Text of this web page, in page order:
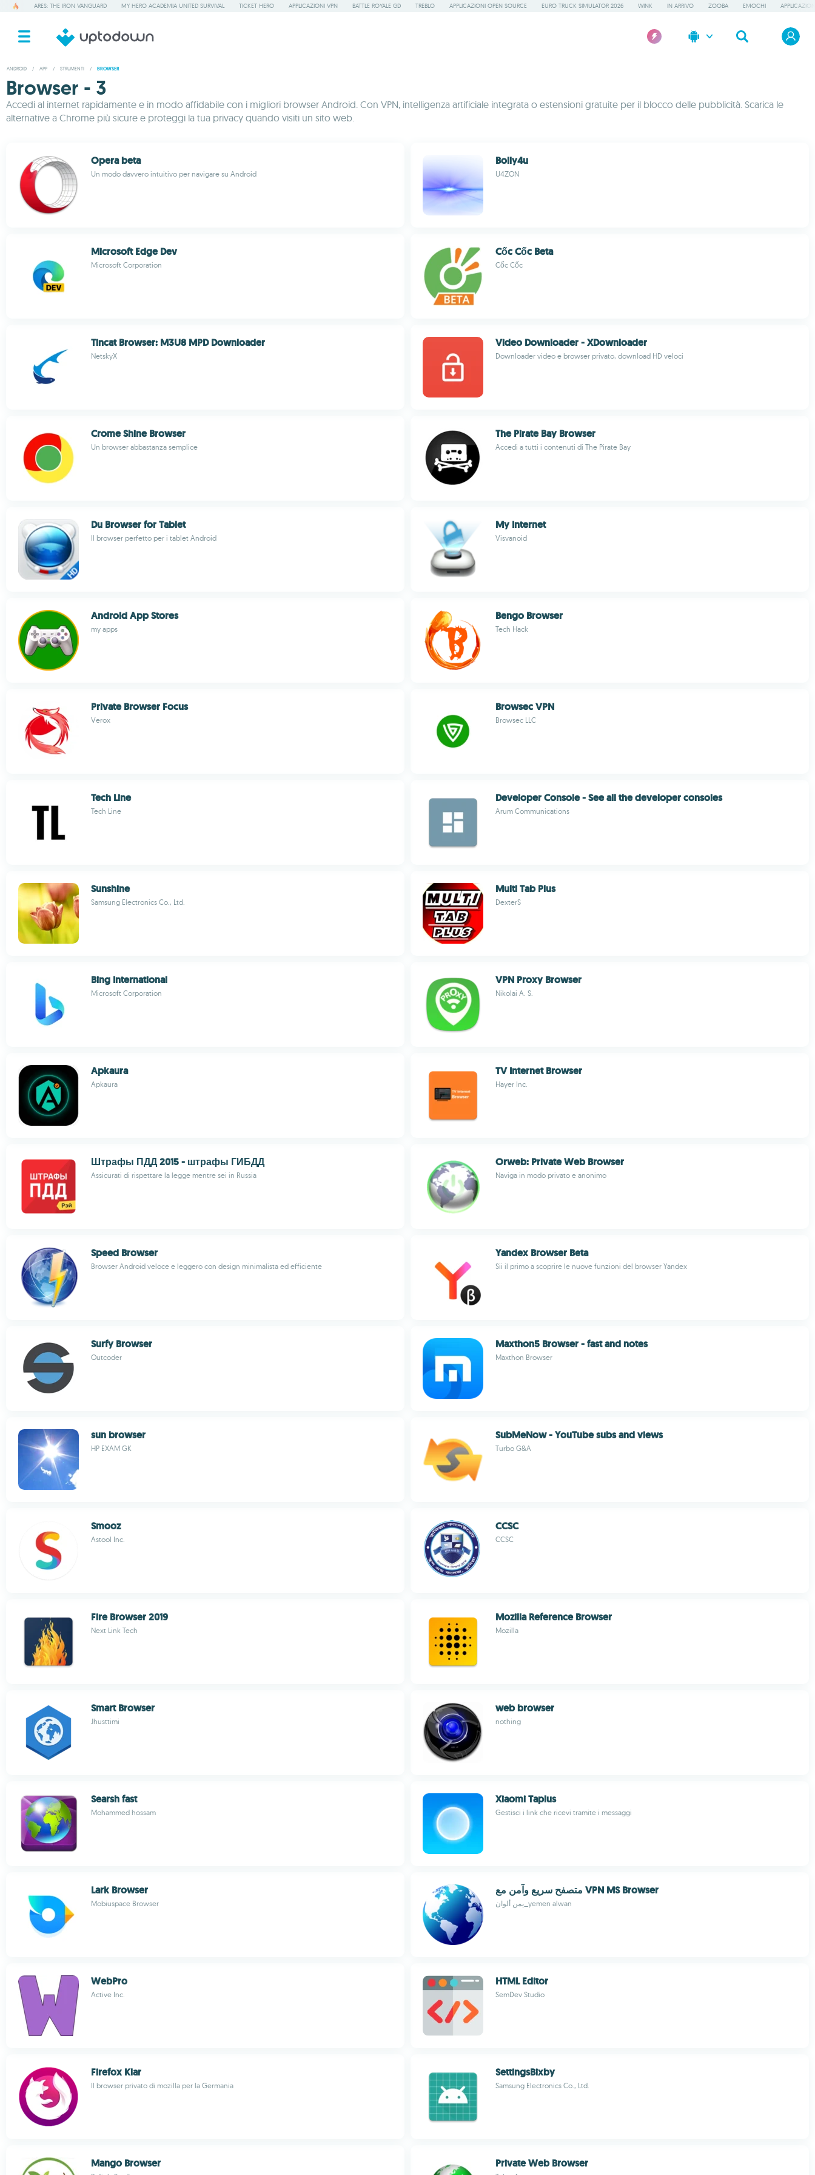
ARES: THE IRON VANGUARD MY HERO ACADEMIA UNITED SURVIVAL TICKET HERO APPLICAZIONI VPN BATTLE ROYALE GD TREBLO APPLICAZIONI OPEN SOURCE EURO TRUCK SIMULATOR 2026 WINK IN ARRIVO ZOOBA EMOCHI
ANDROID / APP / STRUMENTI / BROWSER
Browser - 3
Accedi al internet rapidamente e in modo affidabile con i migliori browser Android. Con VPN, intelligenza artificiale integrata o estensioni gratuite per il blocco delle pubblicità. Scarica le
alternative a Chrome più sicure e proteggi la tua privacy quando visiti un sito web.
Opera beta
Un modo davvero intuitivo per navigare su Android
Bolly4u
U4ZON
Microsoft Edge Dev
Microsoft Corporation
Cốc Cốc Beta
Cốc Cốc
Tincat Browser: M3U8 MPD Downloader
NetskyX
Video Downloader - XDownloader
Downloader video e browser privato, download HD veloci
Crome Shine Browser
Un browser abbastanza semplice
The Pirate Bay Browser
Accedi a tutti i contenuti di The Pirate Bay
Du Browser for Tablet
Il browser perfetto per i tablet Android
My Internet
Visvanoid
Android App Stores
my apps
Bengo Browser
Tech Hack
Private Browser Focus
Verox
Browsec VPN
Browsec LLC
Tech Line
Tech Line
Developer Console - See all the developer consoles
Arum Communications
Sunshine
Samsung Electronics Co., Ltd.
Multi Tab Plus
DexterS
Bing International
Microsoft Corporation
VPN Proxy Browser
Nikolai A. S.
Apkaura
Apkaura
TV Internet Browser
Hayer Inc.
Штрафы ПДД 2015 - штрафы ГИБДД
Assicurati di rispettare la legge mentre sei in Russia
Orweb: Private Web Browser
Naviga in modo privato e anonimo
Speed Browser
Browser Android veloce e leggero con design minimalista ed efficiente
Yandex Browser Beta
Sii il primo a scoprire le nuove funzioni del browser Yandex
Surfy Browser
Outcoder
Maxthon5 Browser - fast and notes
Maxthon Browser
sun browser
HP EXAM GK
SubMeNow - YouTube subs and views
Turbo G&A
Smooz
Astool Inc.
CCSC
CCSC
Fire Browser 2019
Next Link Tech
Mozilla Reference Browser
Mozilla
Smart Browser
Jhusttimi
web browser
nothing
Searsh fast
Mohammed hossam
Xiaomi Taplus
Gestisci i link che ricevi tramite i messaggi
Lark Browser
Mobiuspace Browser
متصفح سريع وآمن مع VPN MS Browser
يمن ألوان_yemen alwan
WebPro
Active Inc.
HTML Editor
SemDev Studio
Firefox Klar
Il browser privato di mozilla per la Germania
SettingsBixby
Samsung Electronics Co., Ltd.
Mango Browser Private Web Browser